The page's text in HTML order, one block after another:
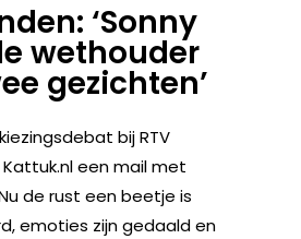
‘Sonny
wethouder
gezichten’
bij RTV
een mail met
de rust een beetje is
emoties zijn gedaald en